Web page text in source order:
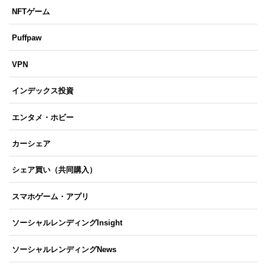
NFTゲーム
Puffpaw
VPN
インデックス投資
エンタメ・ホビー
カーシェア
シェア買い（共同購入）
スマホゲーム・アプリ
ソーシャルレンディングInsight
ソーシャルレンディングNews